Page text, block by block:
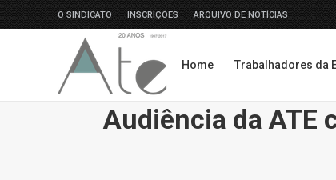
O SINDICATO INSCRIÇÕES ARQUIVO DE NOTÍCIAS
Home Trabalhadores da
Audiência da ATE
Home Trabalhadores da